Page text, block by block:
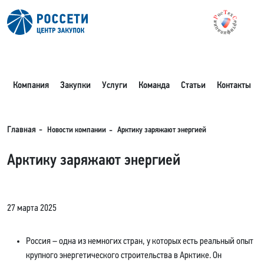
Компания Закупки Услуги Команда Статьи Контакты
Главная Новости компании Арктику заряжают энергией
Арктику заряжают энергией
27 марта 2025
Россия – одна из немногих стран, у которых есть реальный опыт
крупного энергетического строительства в Арктике. Он